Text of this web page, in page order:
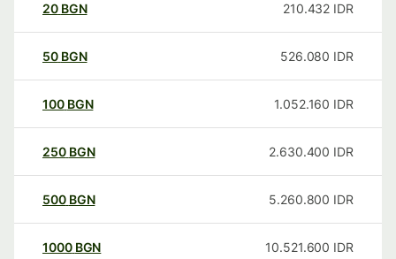
20 BGN 210.432 IDR
50 BGN 526.080 IDR
100 BGN 1.052.160 IDR
250 BGN 2.630.400 IDR
500 BGN 5.260.800 IDR
1000 BGN 10.521.600 IDR